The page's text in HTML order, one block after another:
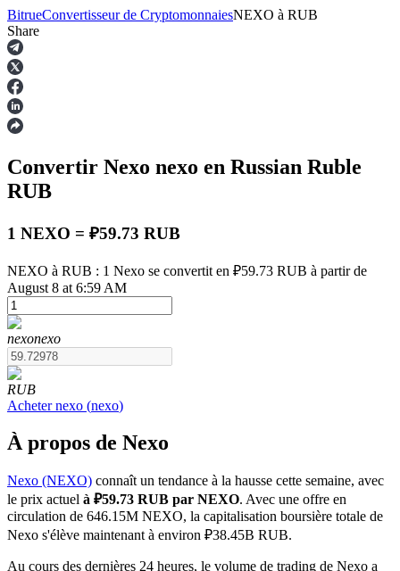
Contrats à terme
Futures USDT
Futures utilisant l'USDT comme garantie
Futures COIN-M
Contrats à terme sur crypto-monnaie
BitrueConvertisseur de CryptomonnaiesNEXO à RUB
Share
Convertir Nexo nexo en Russian Ruble
RUB
1 NEXO = ₽59.73 RUB
NEXO à RUB : 1 Nexo se convertit en ₽59.73 RUB à partir de
August 8 at 6:59 AM
nexonexo
RUB
Acheter nexo (nexo)
À propos de Nexo
Nexo (NEXO) connaît un tendance à la hausse cette semaine, avec
le prix actuel à ₽59.73 RUB par NEXO. Avec une offre en
circulation de 646.15M NEXO, la capitalisation boursière totale de
Nexo s'élève maintenant à environ ₽38.45B RUB.
Au cours des dernières 24 heures, le volume de trading de Nexo a